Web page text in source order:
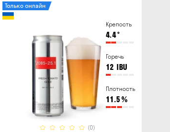
Крепость
4.4°
Горечь
12 IBU
Плотность
11.5%
(0)
Только онлайн